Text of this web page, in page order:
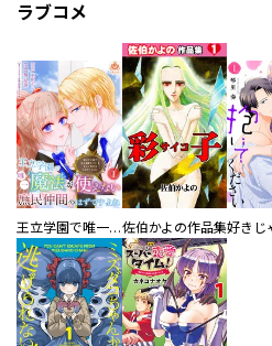
ラブコメ
王立学園で唯一魔法が使えない庶民仲間のはずですよね～実は王子様で私を溺愛しているなんて告白はやめてください～佐伯かよの作品集